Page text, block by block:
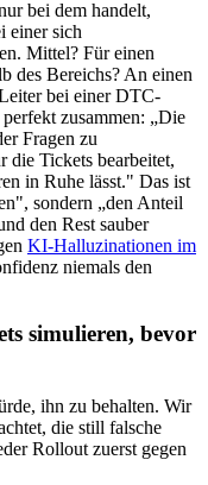
bei dem handelt,
einer sich
Mittel? Für einen
des Bereichs? An einen
bei einer DTC-
zusammen: „Die
Fragen zu
die Tickets bearbeitet,
in Ruhe lässt." Das ist
sondern „den Anteil
den Rest sauber
KI-Halluzinationen im
niemals den
simulieren, bevor
ihn zu behalten. Wir
die still falsche
Rollout zuerst gegen